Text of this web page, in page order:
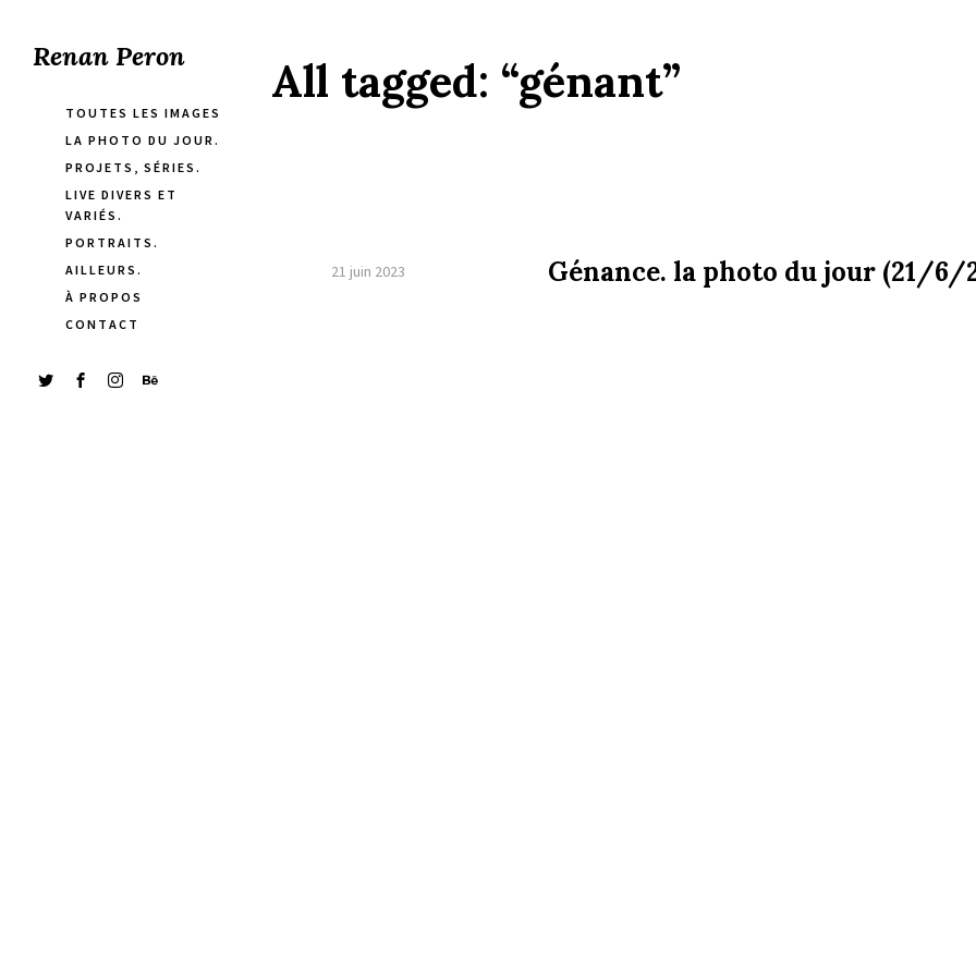
Renan Peron
TOUTES LES IMAGES
LA PHOTO DU JOUR.
PROJETS, SÉRIES.
LIVE DIVERS ET
VARIÉS.
PORTRAITS.
AILLEURS.
À PROPOS
CONTACT
All tagged: “génant”
21 juin 2023 Génance. la photo du jour (21/6/